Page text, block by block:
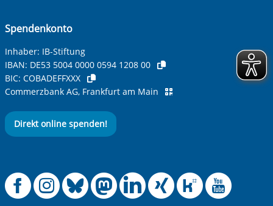
Spendenkonto
Inhaber: IB-Stiftung
IBAN: DE53 5004 0000 0594 1208 00
BIC: COBADEFFXXX
Commerzbank AG, Frankfurt am Main
Direkt online spenden!
Offizielle
Offizielle
Offizielle
Offizielle
Offizielle